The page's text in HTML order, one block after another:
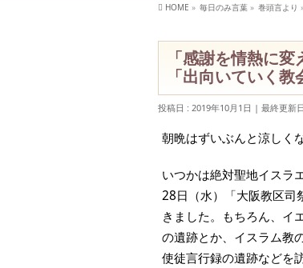
HOME » 毎日のみ言葉 » 巻頭言より
「感謝を情熱に
「出向いていく
投稿日 : 2019年10月1日 最終更新
朝晩はずいぶんと涼しく
いつかは絶対聖地イスラ
28日（水）「大阪教区
きました。もちろん、イ
の遺跡とか、イスラム教
使徒言行録の遺跡などを